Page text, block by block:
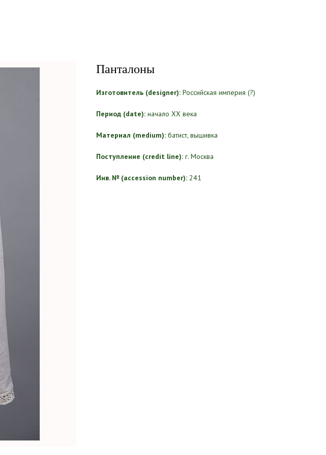
Панталоны
Изготовитель (designer): Российская империя (?)
Период (date): начало ХХ века
Материал (medium): батист, вышивка
Поступление (credit line): г. Москва
Инв. № (accession number): 241